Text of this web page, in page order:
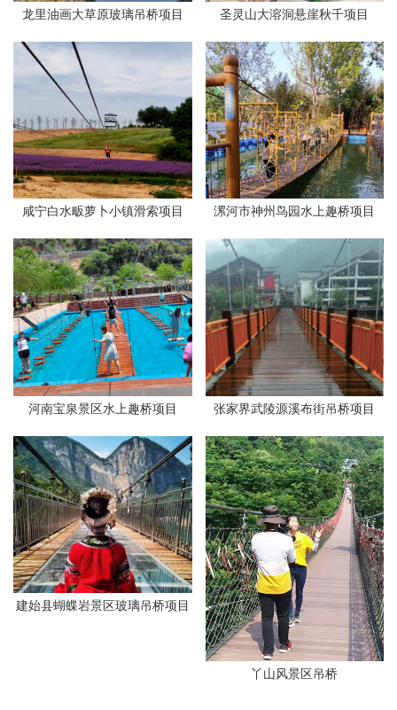
龙里油画大草原玻璃吊桥项目 圣灵山大溶洞悬崖秋千项目
咸宁白水畈萝卜小镇滑索项目 漯河市神州鸟园水上趣桥项目
河南宝泉景区水上趣桥项目 张家界武陵源溪布街吊桥项目
建始县蝴蝶岩景区玻璃吊桥项目
丫山风景区吊桥